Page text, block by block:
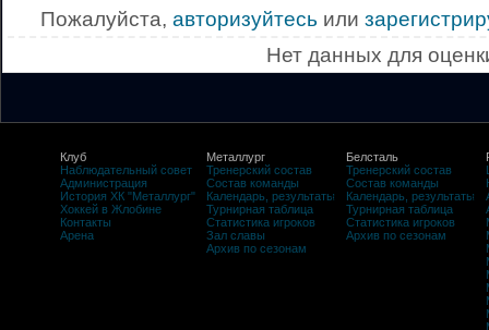
Пожалуйста, авторизуйтесь или
Нет данных для
Клуб
Наблюдательный совет
Администрация
История ХК "Металлург"
Хоккей в Жлобине
Контакты
Арена
Металлург
Тренерский состав
Состав команды
Календарь, результаты
Турнирная таблица
Статистика игроков
Зал славы
Архив по сезонам
Белсталь
Тренерский состав
Состав команды
Календарь, результаты
Турнирная таблица
Статистика игроков
Архив по сезонам